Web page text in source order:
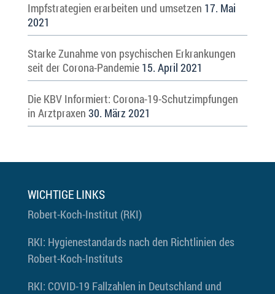
Impfstrategien erarbeiten und umsetzen 17. Mai
2021
Starke Zunahme von psychischen Erkrankungen
seit der Corona-Pandemie 15. April 2021
Die KBV Informiert: Corona-19-Schutzimpfungen
in Arztpraxen 30. März 2021
WICHTIGE LINKS
Robert-Koch-Institut (RKI)
RKI: Hygienestandards nach den Richtlinien des
Robert-Koch-Instituts
RKI: COVID-19 Fallzahlen in Deutschland und